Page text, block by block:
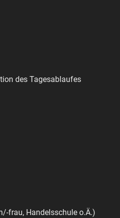
des Tagesablaufes
frau, Handelsschule o.Ä.)